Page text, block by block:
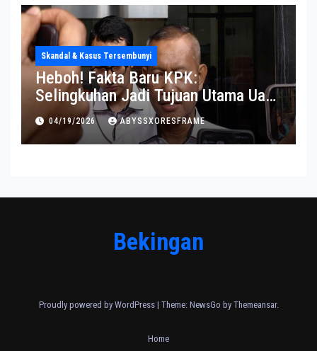
Skandal & Kasus Tersembunyi
Heboh! Fakta Baru KPK:
Selingkuhan Jadi Tujuan Utama Uang
Korupsi
04/19/2026 ABYSSXORESFRAME
Bekingan
Proudly powered by WordPress | Theme: NewsGo by Themeansar.
Home